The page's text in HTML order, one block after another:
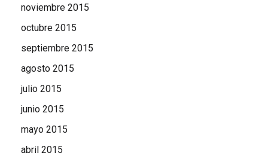
noviembre 2015
octubre 2015
septiembre 2015
agosto 2015
julio 2015
junio 2015
mayo 2015
abril 2015